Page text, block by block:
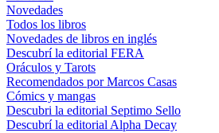
Novedades
Todos los libros
Novedades de libros en inglés
Descubrí la editorial FERA
Oráculos y Tarots
Recomendados por Marcos Casas
Cómics y mangas
Descubri la editorial Septimo Sello
Descubrí la editorial Alpha Decay